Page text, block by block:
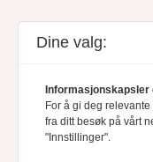
Dine valg:
For å gi deg
fra ditt besøk på vårt
"Innstillinger".